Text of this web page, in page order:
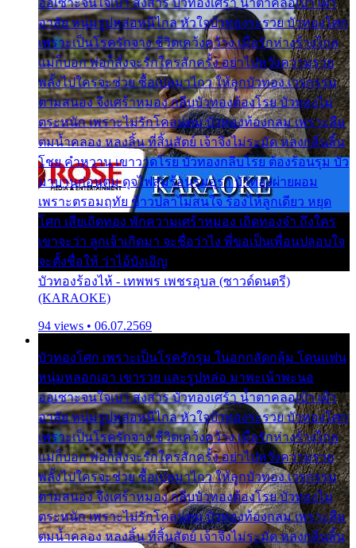
อาลัย หนุ่มรูปหล่อหนีไกล หัวใจบัวทองระรวย บัวทองโศก
เพราะเป็นโรครักจาง ชีวิตเคว้งคว้าง เมื่อรักห่างร้างไกล
แม่ก็บอก พ่อก็สั่งจะรักใครสักครั้ง อย่าไปหวังความรวย
พลั้งไปใครจะช่วย ซื้อเปลมาไกว ให้ลูกบัวทอง เวรกรรม
ตามสนอง จึงเศร้าหมอง กลีบบัวทองต้องโรย บัวทองไม่
ตระหนัก เพราะไม่รักโคลนตม บัวทองท้องกลม เพราะลืม
ตมน้ำคลอง หลงลิ้น ที่สิ้นสัตย์ เจ้าจึงไม่ระมัด หลงกลิ่นลิ้น
โชย คำหวาน เขาวาดโรย บัวทองกลีบโรย ต้องร้อนรุม บัว
มาบานก่อนตูม ดุจไฟสุมร้อนรุมอุรา บัวทองผ่ายผอม
เพราะตรอมฤทัย ข้าวปลาไม่สนใจ ร้องไห้ลูกเดียว หยุด
โศก เสียเถิดทอง พักความเศร้าหมอง เถิดทองจ๋า ถึงใคร
เขาจะว่า ลูกเจ้าเกิดมา จะชื่อว่าไง พี่ขอเป็นเพื่อนปลอบใจ
จะตั้งชื่อให้ ว่าไอ้บังเอิญ
บัวทองร้องไห้ - เทพพร เพชรอุบล (ซาวด์ดนตรี)
(KARAOKE)
94 views • 06.07.2569
บัวทองโศก เพราะเป็นโรครักรุม ในอกกลัดกลุ้ม โดนแฟน
หนุ่มหลอกเอา เขารวย และรูปหล่อ มาพะเน้าพะนอ
ออเซาะจนใจเบา สงสาร บัวทองเศร้า น้ำตาคลอเบ้า เฝ้า
อาลัย หนุ่มรูปหล่อหนีไกล หัวใจบัวทองระรวย บัวทองโศก
เพราะเป็นโรครักจาง ชีวิตเคว้งคว้าง เมื่อรักห่างร้างไกล
แม่ก็บอก พ่อก็สั่งจะรักใครสักครั้ง อย่าไปหวังความรวย
พลั้งไปใครจะช่วย ซื้อเปลมาไกว ให้ลูกบัวทอง เวรกรรม
ตามสนอง จึงเศร้าหมอง กลีบบัวทองต้องโรย บัวทองไม่
ตระหนัก เพราะไม่รักโคลนตม บัวทองท้องกลม เพราะลืม
ตมน้ำคลอง หลงลิ้น ที่สิ้นสัตย์ เจ้าจึงไม่ระมัด หลงกลิ่นลิ้น